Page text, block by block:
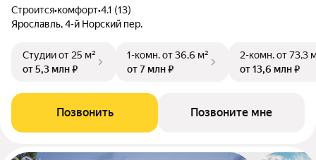
Строится•комфорт•4.1 (13)
Ярославль, 4-й Норский пер.
Студииот 25 м²
от 5,3 млн ₽
1-комн.от 36,6 м²
от 7 млн ₽
2-комн.от 73,3
от 13,6 млн ₽
Позвонить Позвоните мне